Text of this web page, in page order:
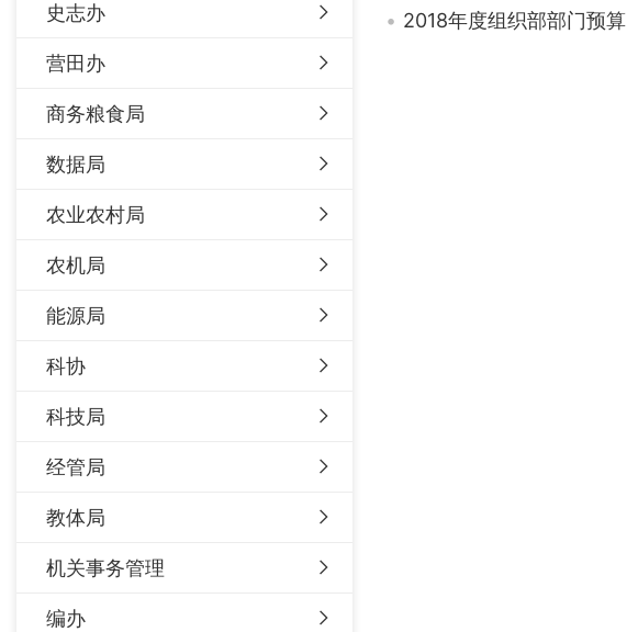
史志办
营田办
商务粮食局
数据局
农业农村局
农机局
能源局
科协
科技局
经管局
教体局
机关事务管理
编办
2018年度组织部部门预算